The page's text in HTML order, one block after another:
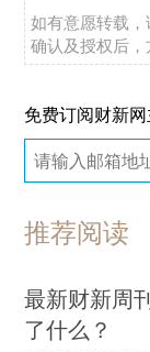
如有意愿转载
确认及授权后，
免费订阅财新
推荐阅读
最新财新周
了什么？